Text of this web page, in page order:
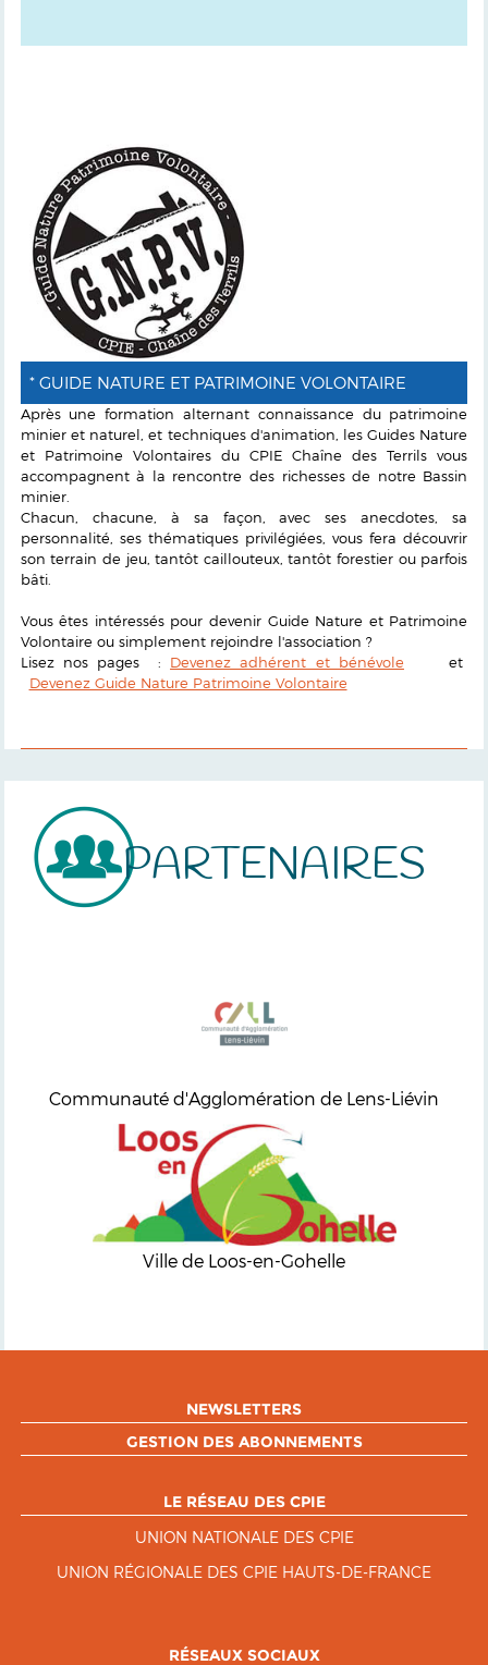
* GUIDE NATURE ET PATRIMOINE VOLONTAIRE
Après une formation alternant connaissance du patrimoine
minier et naturel, et techniques d'animation, les Guides Nature
et Patrimoine Volontaires du CPIE Chaîne des Terrils vous
accompagnent à la rencontre des richesses de notre Bassin
minier.
Chacun, chacune, à sa façon, avec ses anecdotes, sa
personnalité, ses thématiques privilégiées, vous fera découvrir
son terrain de jeu, tantôt caillouteux, tantôt forestier ou parfois
bâti.
Vous êtes intéressés pour devenir Guide Nature et Patrimoine
Volontaire ou simplement rejoindre l'association ?
Lisez nos pages : Devenez adhérent et bénévole et
Devenez Guide Nature Patrimoine Volontaire
PARTENAIRES
Communauté d'Agglomération de Lens-Liévin
Ville de Loos-en-Gohelle
NEWSLETTERS
GESTION DES ABONNEMENTS
LE RÉSEAU DES CPIE
UNION NATIONALE DES CPIE
UNION RÉGIONALE DES CPIE HAUTS-DE-FRANCE
RÉSEAUX SOCIAUX